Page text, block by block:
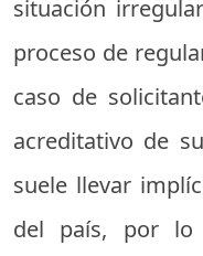
situación
proceso de
caso de
acreditativo de
suele llevar
del país, por lo